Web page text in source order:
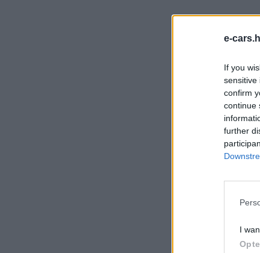
e-
If you
sensitive
confirm
continue
further
I